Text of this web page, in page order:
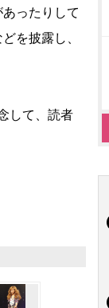
ったりして
を披露し、
して、読者